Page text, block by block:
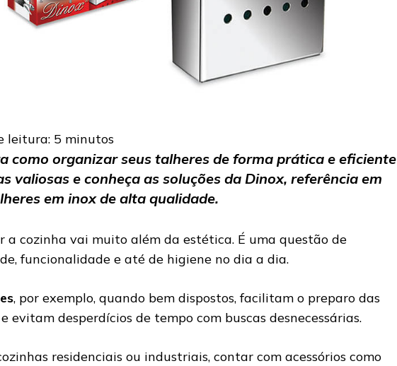
leitura: 5 minutos
como organizar seus talheres de forma prática e eficiente
valiosas e conheça as soluções da Dinox, referência em
em inox de alta qualidade.
a cozinha vai muito além da estética. É uma questão de
funcionalidade e até de higiene no dia a dia.
, por exemplo, quando bem dispostos, facilitam o preparo das
evitam desperdícios de tempo com buscas desnecessárias.
residenciais ou industriais, contar com acessórios como